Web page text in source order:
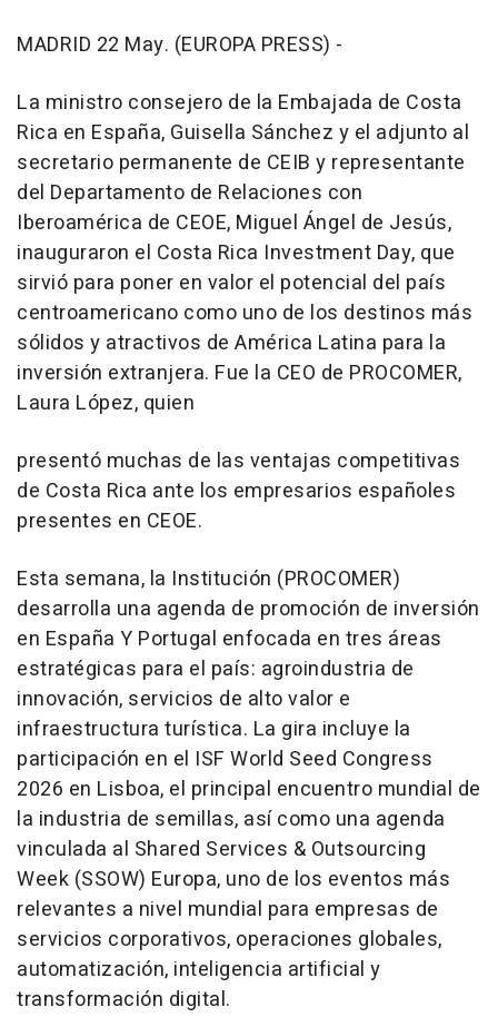
MADRID 22 May. (EUROPA PRESS) -
La ministro consejero de la Embajada de Costa
Rica en España, Guisella Sánchez y el adjunto al
secretario permanente de CEIB y representante
del Departamento de Relaciones con
Iberoamérica de CEOE, Miguel Ángel de Jesús,
inauguraron el Costa Rica Investment Day, que
sirvió para poner en valor el potencial del país
centroamericano como uno de los destinos más
sólidos y atractivos de América Latina para la
inversión extranjera. Fue la CEO de PROCOMER,
Laura López, quien
presentó muchas de las ventajas competitivas
de Costa Rica ante los empresarios españoles
presentes en CEOE.
Esta semana, la Institución (PROCOMER)
desarrolla una agenda de promoción de inversión
en España Y Portugal enfocada en tres áreas
estratégicas para el país: agroindustria de
innovación, servicios de alto valor e
infraestructura turística. La gira incluye la
participación en el ISF World Seed Congress
2026 en Lisboa, el principal encuentro mundial de
la industria de semillas, así como una agenda
vinculada al Shared Services & Outsourcing
Week (SSOW) Europa, uno de los eventos más
relevantes a nivel mundial para empresas de
servicios corporativos, operaciones globales,
automatización, inteligencia artificial y
transformación digital.